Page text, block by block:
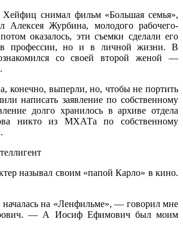
снимал фильм «Большая семья»,
Алексея Журбина, молодого рабочего-
оказалось, эти съемки сделали его
в профессии, но и в личной жизни. В
со своей второй женой —
конечно, выперли, но, чтобы не портить
написать заявление по собственному
долго хранилось в архиве отдела
никто из ­МХАТа по собственному
называл своим «папой Карло» в кино.
на «Ленфильме», — говорил мне
— А Иосиф Ефимович был моим